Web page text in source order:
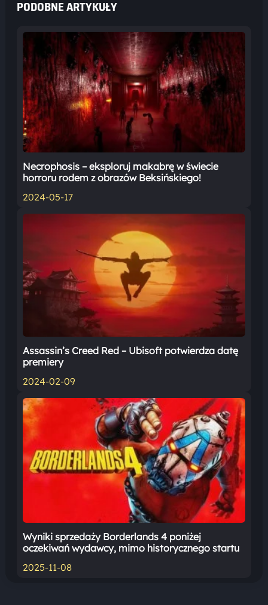
PODOBNE ARTYKUŁY
Necrophosis – eksploruj makabrę w świecie
horroru rodem z obrazów Beksińskiego!
2024-05-17
Assassin’s Creed Red – Ubisoft potwierdza datę
premiery
2024-02-09
Wyniki sprzedaży Borderlands 4 poniżej
oczekiwań wydawcy, mimo historycznego startu
2025-11-08